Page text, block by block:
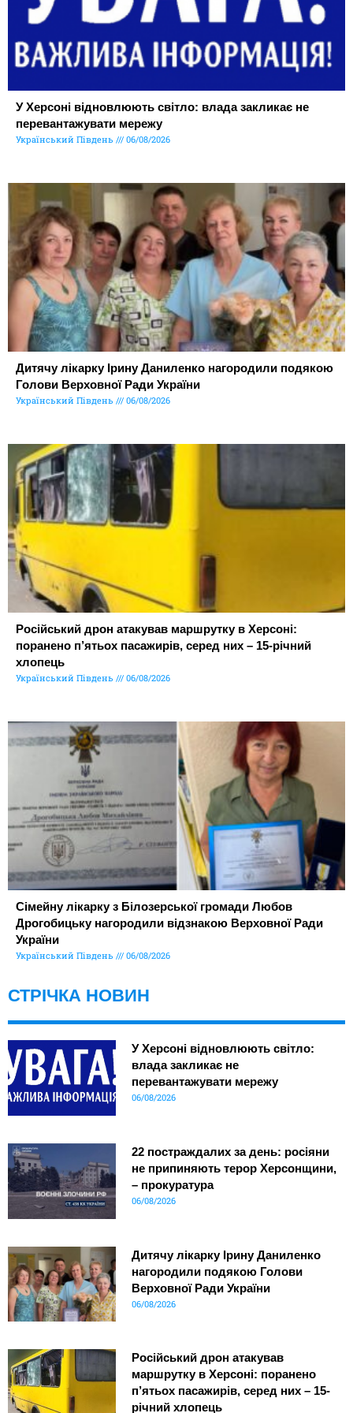
У Херсоні відновлюють світло: влада закликає не
перевантажувати мережу
Український Південь 06/08/2026
Дитячу лікарку Ірину Даниленко нагородили подякою
Голови Верховної Ради України
Український Південь 06/08/2026
Російський дрон атакував маршрутку в Херсоні:
поранено п’ятьох пасажирів, серед них – 15-річний
хлопець
Український Південь 06/08/2026
Сімейну лікарку з Білозерської громади Любов
Дрогобицьку нагородили відзнакою Верховної Ради
України
Український Південь 06/08/2026
СТРІЧКА НОВИН
У Херсоні відновлюють світло:
влада закликає не
перевантажувати мережу
06/08/2026
22 постраждалих за день: росіяни
не припиняють терор Херсонщини,
– прокуратура
06/08/2026
Дитячу лікарку Ірину Даниленко
нагородили подякою Голови
Верховної Ради України
06/08/2026
Російський дрон атакував
маршрутку в Херсоні: поранено
п’ятьох пасажирів, серед них – 15-
річний хлопець